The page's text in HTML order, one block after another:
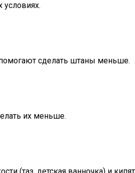
сделать штаны меньше.
их меньше.